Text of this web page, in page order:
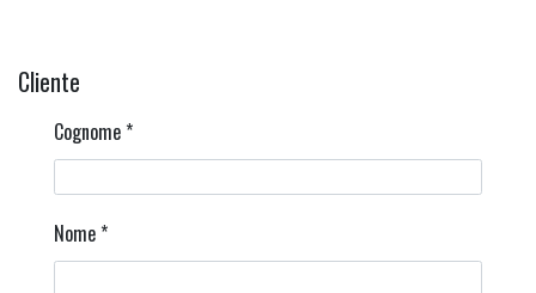
Cliente
Cognome*
Nome*